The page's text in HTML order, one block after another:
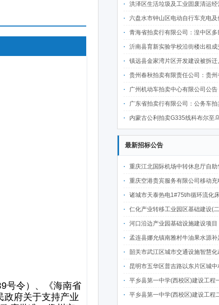
洪泽区生活垃圾及工业固废清运经营权转让项目招
六盘水市钟山区电动自行车充电及便民服务设施建设项目市政公共资源有偿使用经营
青海省拍卖行有限公司：湟中区多巴镇通海东路46号房产租赁权拍卖公
沂南县育新实验学校沿街楼出租成
镇远县金家湾片区开发建设被拆迁户经营性可移动资产拍卖公告（
贵州春秋拍卖有限责任公司：贵州省铜仁市江口县双江镇环城西路商住房一
广州机动车拍卖中心有限公司公告
广东省拍卖行有限公司：公务车拍
内蒙古公利拍卖G335线科布尔至乌兰花一级公路察右中旗拆迁办公室
最新招标公告
重庆江北国际机场中转休息厅自助售卖机点位公开招
重庆空港贵宾服务有限公司移动充电宝点位资源公开
诸城市天泰热电1#75t/h循环流化床锅炉及配套设施升级改造项目（设计施工一体
仁化产业转移工业园区基础建设(二期)一韶关仁化产业园区工业二路道路及桥梁(西侧扩园段)建设
河口沿边产业园基础设施建设项目（二期）设计施工总承包（EPC）(三次
孟连县娜允镇南雅村牛油果水源补足提质增效建设项目
韶关市武江区城市交通设施智慧化改造提升项目-基础建设工程（一期）A标段施
昆明市五华区普吉路以东片区城中村改造项目（一期）A7、A-4-2地块安置房项目供配电设计施工一体化
平乡县第一中学(西校区)建设工程一标段施工
平乡县第一中学(西校区)建设工程二标段施工